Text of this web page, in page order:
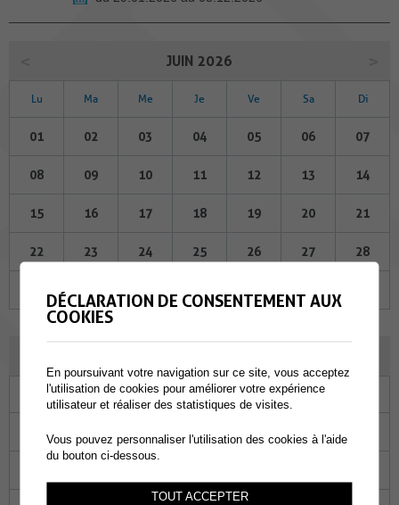
JUIN 2026
Lu Ma Me Je Ve Sa Di
01 02 03 04 05 06 07
08 09 10 11 12 13 14
15 16 17 18 19 20 21
22 23 24 25 26 27 28
Ma Me Je Ve Sa
02 03 04
DÉCLARATION DE CONSENTEMENT AUX
COOKIES
En poursuivant votre navigation sur ce site, vous acceptez
l'utilisation de cookies pour améliorer votre expérience
utilisateur et réaliser des statistiques de visites.
Vous pouvez personnaliser l'utilisation des cookies à l'aide
du bouton ci-dessous.
TOUT ACCEPTER